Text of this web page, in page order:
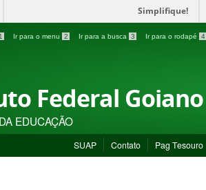
Simplifique!
1 Ir para o menu 2 Ir para a busca 3 Ir para o rodapé 4
Federal Goiano
EDUCAÇÃO
SUAP Contato Pag Tesouro